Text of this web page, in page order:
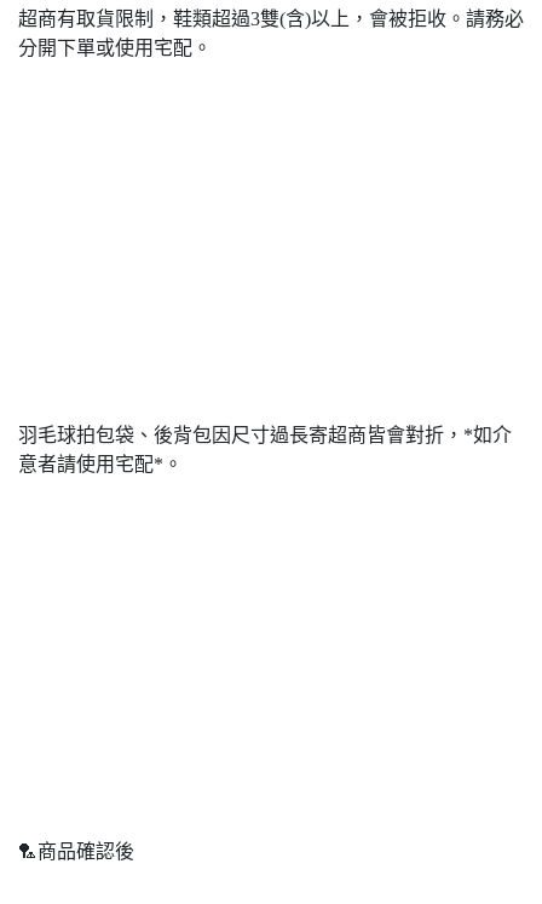
超商有取貨限制，鞋類超過3雙(含)以上，會被拒收。請務必
分開下單或使用宅配。
羽毛球拍包袋、後背包因尺寸過長寄超商皆會對折，*如介
意者請使用宅配*。
🏸商品確認後